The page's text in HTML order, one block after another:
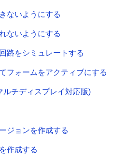
ないようにする
ないようにする
路をシミュレートする
フォームをアクティブにする
ルチディスプレイ対応版)
ジョンを作成する
作成する